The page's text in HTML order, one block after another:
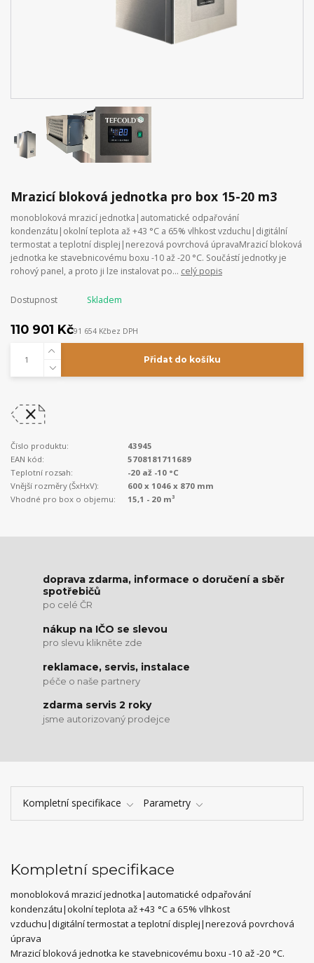
Mrazicí bloková jednotka pro box 15-20 m3
monobloková mrazicí jednotka|automatické odpařování
kondenzátu|okolní teplota až +43 °C a 65% vlhkost vzduchu|digitální
termostat a teplotní displej|nerezová povrchová úpravaMrazicí bloková
jednotka ke stavebnicovému boxu -10 až -20 °C. Součástí jednotky je
rohový panel, a proto ji lze instalovat po... celý popis
Dostupnost Skladem
110 901 Kč91 654 Kčbez DPH
Přidat do košíku
Číslo produktu:
43945
EAN kód:
5708181711689
Teplotní rozsah:
-20 až -10 °C
Vnější rozměry (ŠxHxV):
600 x 1046 x 870 mm
Vhodné pro box o objemu:
15,1 - 20 m³
doprava zdarma, informace o doručení a sběr
spotřebičů
po celé ČR
nákup na IČO se slevou
pro slevu klikněte zde
reklamace, servis, instalace
péče o naše partnery
zdarma servis 2 roky
jsme autorizovaný prodejce
Kompletní specifikace Parametry
Kompletní specifikace
monobloková mrazicí jednotka|automatické odpařování
kondenzátu|okolní teplota až +43 °C a 65% vlhkost
vzduchu|digitální termostat a teplotní displej|nerezová povrchová
úprava
Mrazicí bloková jednotka ke stavebnicovému boxu -10 až -20 °C.